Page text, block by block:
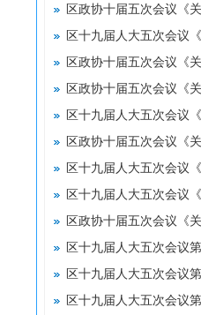
区十九届人大五次会议